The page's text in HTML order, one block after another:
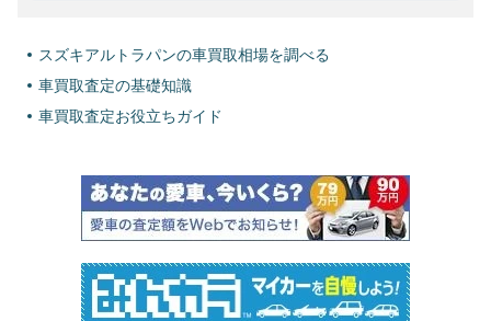
スズキアルトラパンの車買取相場を調べる
車買取査定の基礎知識
車買取査定お役立ちガイド